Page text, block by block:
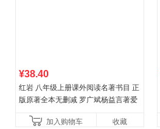
¥38.40
红岩 八年级上册课外阅读名著书目 正
版原著全本无删减 罗广斌杨益言著爱
国青年出版社加入购物车 收藏